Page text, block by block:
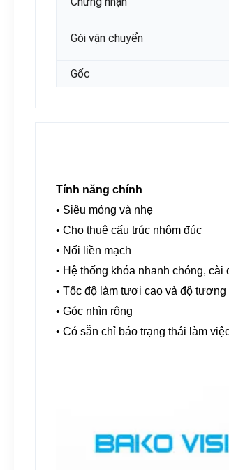
Gói vận chuyển
Gốc
Tính năng chính
• Siêu mỏng và nhẹ
• Cho thuê cấu trúc nhôm đúc
• Nối liền mạch
• Hệ thống khóa nhanh chóng, cài
• Tốc độ làm tươi cao và độ tương
• Góc nhìn rộng
• Có sẵn chỉ báo trạng thái làm